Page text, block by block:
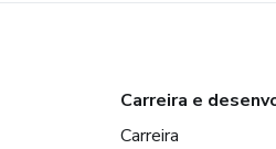
Carreira e
Carreira